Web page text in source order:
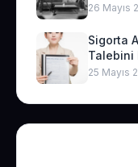
26 Mayıs
Sigorta
Talebini
25 Mayıs